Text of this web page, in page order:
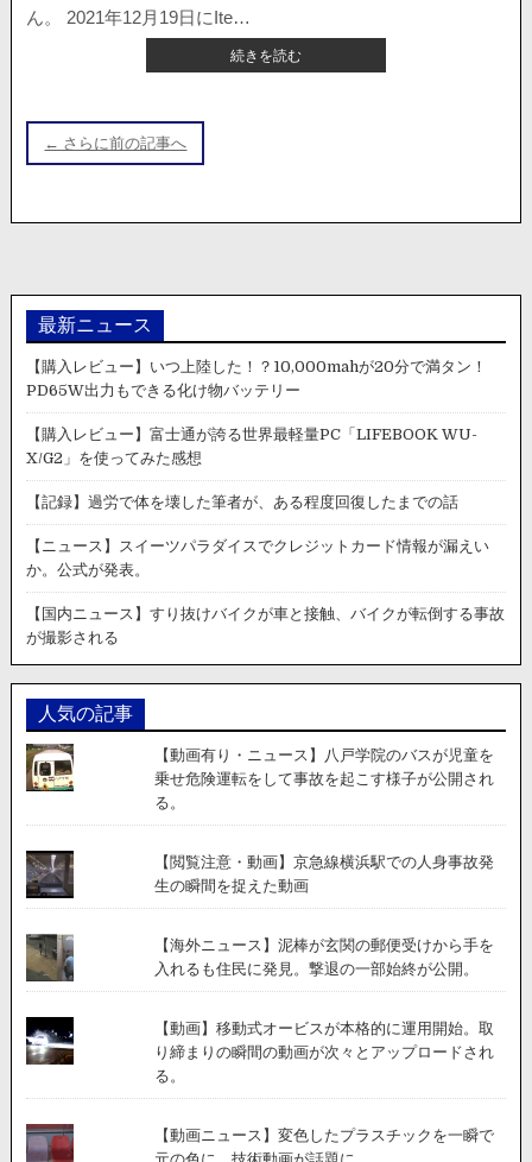
が
公
開。
ん。 2021年12月19日にIte…
続きを読む【海
外
ざ
ま
す！
眠
り
転
で
事
故
起
こ
た
ト
ッ
ク
の
内
像
が
公
開。
稿
ナ
シ
ョ
ン
← さらに前の記事へ
最新ニュース
【購入レビュー】いつ上陸した！？10,000mahが20分で満タン！
PD65W出力もできる化け物バッテリー
【購入レビュー】富士通が誇る世界最軽量PC「LIFEBOOK WU-
X/G2」を使ってみた感想
【記録】過労で体を壊した筆者が、ある程度回復したまでの話
【ニュース】スイーツパラダイスでクレジットカード情報が漏えい
か。公式が発表。
【国内ニュース】すり抜けバイクが車と接触、バイクが転倒する事故
が撮影される
人気の記事
【動画有り・ニュース】八戸学院のバスが児童を
乗せ危険運転をして事故を起こす様子が公開され
る。
【閲覧注意・動画】京急線横浜駅での人身事故発
生の瞬間を捉えた動画
【海外ニュース】泥棒が玄関の郵便受けから手を
入れるも住民に発見。撃退の一部始終が公開。
【動画】移動式オービスが本格的に運用開始。取
り締まりの瞬間の動画が次々とアップロードされ
る。
【動画ニュース】変色したプラスチックを一瞬で